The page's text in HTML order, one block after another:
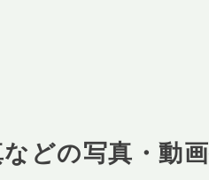
どの写真・動